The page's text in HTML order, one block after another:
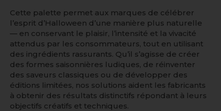
Cette palette permet aux marques de célébrer
l’esprit d’Halloween d’une manière plus naturelle
— en conservant le plaisir, l’intensité et la vivacité
attendus par les consommateurs, tout en utilisant
des ingrédients rassurants. Qu’il s’agisse de créer
des formes saisonnières ludiques, de réinventer
des saveurs classiques ou de développer des
éditions limitées, nos solutions aident les fabricants
à obtenir des résultats distinctifs répondant à leurs
objectifs créatifs et techniques.